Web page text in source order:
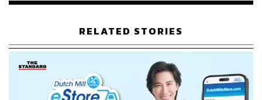
ให้เติบโตได้อย่างแน่นอน
ปรับตัวใช้ Data Revolution & Technology
Collaboration เสริมจุดแข็งยิ่งขึ้นในอนาคต
ประเสริฐ แต่ดุลยสาธิตประธานเจ้าหน้าที่บริหาร สาย
RELATED STORIES